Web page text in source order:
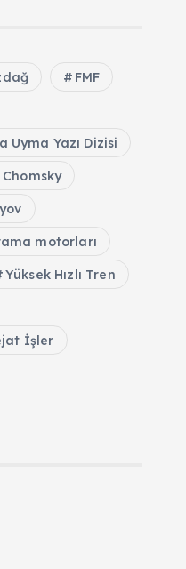
FMF
Uyma Yazı Dizisi
motorları
Yüksek Hızlı Tren
İşler